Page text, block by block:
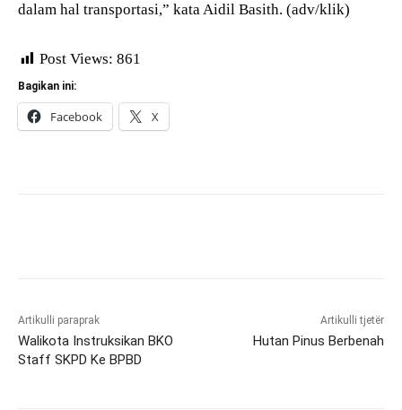
dalam hal transportasi,” kata Aidil Basith. (adv/klik)
Post Views: 861
Bagikan ini:
Facebook X
Artikulli paraprak
Walikota Instruksikan BKO
Staff SKPD Ke BPBD
Artikulli tjetër
Hutan Pinus Berbenah